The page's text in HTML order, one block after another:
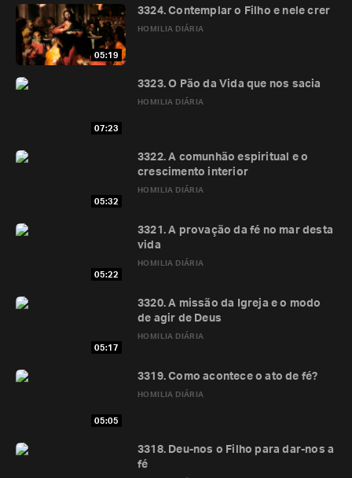
05:19
HOMILIA DIÁRIA
3324. Contemplar o Filho e nele crer
07:23
HOMILIA DIÁRIA
3323. O Pão da Vida que nos sacia
05:32
HOMILIA DIÁRIA
3322. A comunhão espiritual e o
crescimento interior
05:22
HOMILIA DIÁRIA
3321. A provação da fé no mar desta
vida
05:17
HOMILIA DIÁRIA
3320. A missão da Igreja e o modo
de agir de Deus
05:05
HOMILIA DIÁRIA
3319. Como acontece o ato de fé?
3318. Deu-nos o Filho para dar-nos a
fé